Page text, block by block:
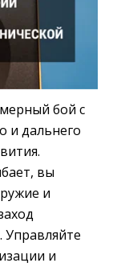
бой с
и дальнего
вы
и
и